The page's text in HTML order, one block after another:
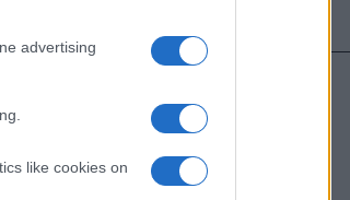
advertising
like cookies on